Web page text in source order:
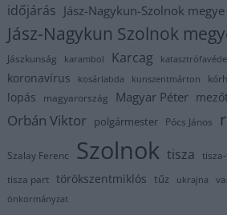
időjárás Jász-Nagykun-Szolnok megye
Jász-Nagykun Szolnok
Jászkunság karambol Karcag
koronavírus kosárlabda kunszentmárton
lopás magyarország Magyar Péter
Orbán Viktor polgármester Pócs János
Szalay Ferenc Szolnok tisza
tisza part törökszentmiklós tűz ukrajna
önkormányzat